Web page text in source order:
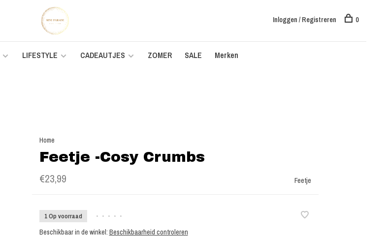
LIFESTYLE CADEAUTJES ZOMER SALE Merken
Inloggen / Registreren 0
Home
Feetje -Cosy Crumbs
€23,99 Feetje
1 Op voorraad • • • • •
Beschikbaar in de winkel: Beschikbaarheid controleren